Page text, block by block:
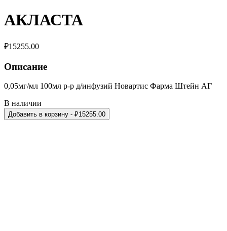
АКЛАСТА
₽15255.00
Описание
0,05мг/мл 100мл р-р д/инфузий Новартис Фарма Штейн АГ
В наличии
Добавить в корзину - ₽15255.00